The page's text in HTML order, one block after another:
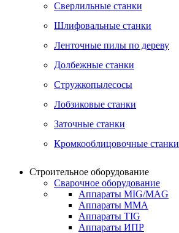
Сверлильные станки
Шлифовальные станки
Ленточные пилы по дереву
Долбежные станки
Стружкопылесосы
Лобзиковые станки
Заточные станки
Кромкооблицовочные станки
Строительное оборудование
Сварочное оборудование
Аппараты MIG/MAG
Аппараты MMA
Аппараты TIG
Аппараты ИПР